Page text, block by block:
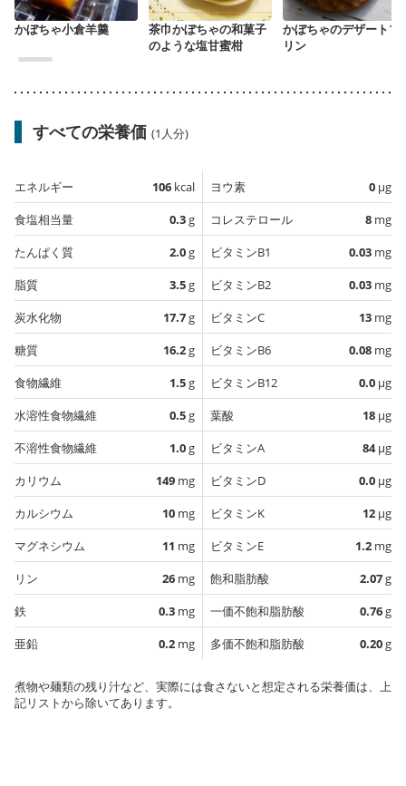
かぼちゃ小倉羊羹
茶巾かぼちゃの和菓子
のような塩甘蜜柑
かぼちゃのデザートプ
リン
すべての栄養価 (1人分)
エネルギー 106 kcal
食塩相当量
0.3g
たんぱく質
2.0g
脂質
3.5g
炭水化物
17.7g
糖質
16.2g
食物繊維
1.5g
水溶性食物繊維
0.5g
不溶性食物繊維
1.0g
カリウム
149 mg
カルシウム
10 mg
マグネシウム
11 mg
リン
26 mg
鉄
0.3 mg
亜鉛
0.2 mg
ヨウ素 0 µg
コレステロール
8 mg
ビタミンB1
0.03 mg
ビタミンB2
0.03 mg
ビタミンC
13 mg
ビタミンB6
0.08 mg
ビタミンB12
0.0 µg
葉酸
18 µg
ビタミンA
84µg
ビタミンD
0.0 µg
ビタミンK
12 µg
ビタミンE
1.2 mg
飽和脂肪酸
2.07g
一価不飽和脂肪酸
0.76g
多価不飽和脂肪酸
0.20g
煮物や麺類の残り汁など、実際には食さないと想定される栄養価は、上
記リストから除いてあります。